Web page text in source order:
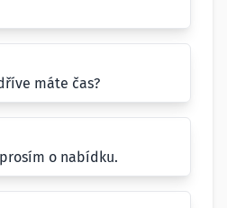
máte čas?
o nabídku.